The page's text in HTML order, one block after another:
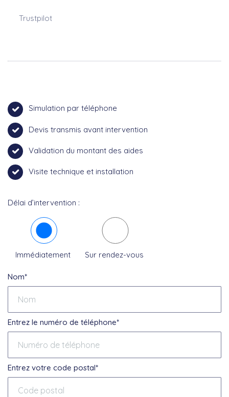
Trustpilot
Simulation par téléphone
Devis transmis avant intervention
Validation du montant des aides
Visite technique et installation
Délai d’intervention :
Immédiatement Sur rendez-vous
Nom*
Entrez le numéro de téléphone*
Entrez votre code postal*